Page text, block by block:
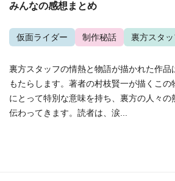
みんなの感想まとめ
仮面ライダー 制作秘話 裏方スタッ
裏方スタッフの情熱と物語が描かれた作品
もたらします。著者の村枝賢一が描くこ
にとって特別な意味を持ち、裏方の人々の
伝わってきます。読者は、涙...